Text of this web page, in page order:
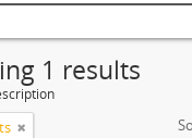
1 results